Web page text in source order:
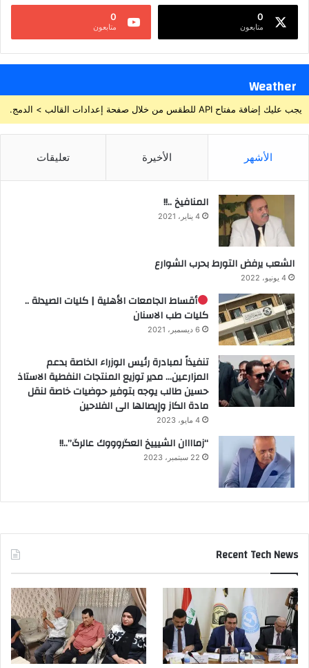
0
متابعون
0
متابعون
Weather
يجب عليك إضافة مفتاح API للطقس من خلال صفحة إعدادات القالب > الدمج.
الأشهر الأخيرة تعليقات
المنافيخ ..!!
4 يناير، 2021
الشعب يرفض التورط بحرب الشوارع
4 يونيو، 2022
أقساط الجامعات الأهلية | كليات الصيدلة ..
كليات طب الاسنان
6 ديسمبر، 2021
تنفيذاً لمبادرة رئيس الوزراء الخاصة بدعم
المزارعين… مدير توزيع المنتجات النفطية الاستاذ
حسين طالب يوجه بتوفير حوضيات خاصة لنقل
مادة الكاز وإيصالها الى الفلاحين
4 مايو، 2023
“زماااان الشيييخ العگروووك عالرگ”..!!
22 سبتمبر، 2023
Recent Tech News